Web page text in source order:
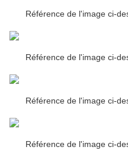
Référence de l'image ci-
Référence de l'image ci-
Référence de l'image ci-
Référence de l'image ci-